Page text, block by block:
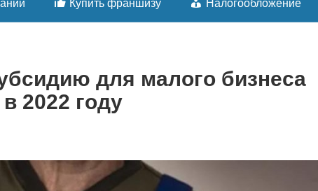
Купить франшизу Налогообложение
для малого бизнеса
2022 году